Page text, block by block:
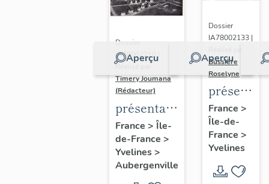
Aperçu
Dossier
IA78002210 |
Réalisé par
Timery Joumana
(Rédacteur)
présentation
de l'étude
d'Elisabethville
France > Île-
de-France >
Yvelines>
Aubergenville
Aperçu
Dossier
IA78002133 |
Bussière
Roselyne
du
diagnostic
et
France >
Île-de-
France >
Yvelines